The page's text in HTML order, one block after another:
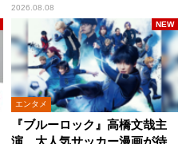
2026.08.08
エンタメ
『ブルーロック』高橋文哉主
演、大人気サッカー漫画が待
NEW